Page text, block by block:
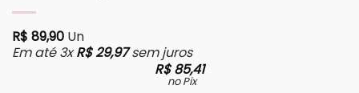
R$ 89,90 Un
Em até 3xR$29,97sem juros
R$85,41
no Pix